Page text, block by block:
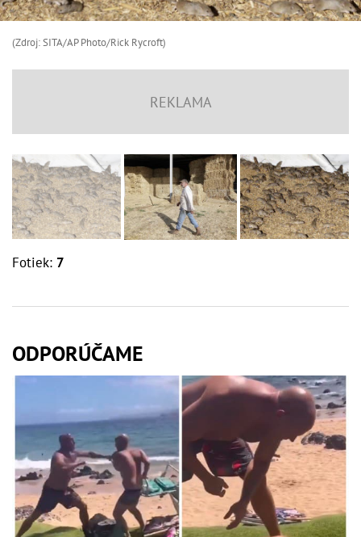
(Zdroj: SITA/AP Photo/Rick Rycroft)
Fotiek: 7
ODPORÚČAME